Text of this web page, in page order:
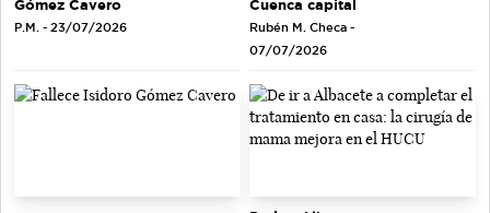
Gómez Cavero
P.M. - 23/07/2026
Cuenca capital
Rubén M. Checa -
07/07/2026